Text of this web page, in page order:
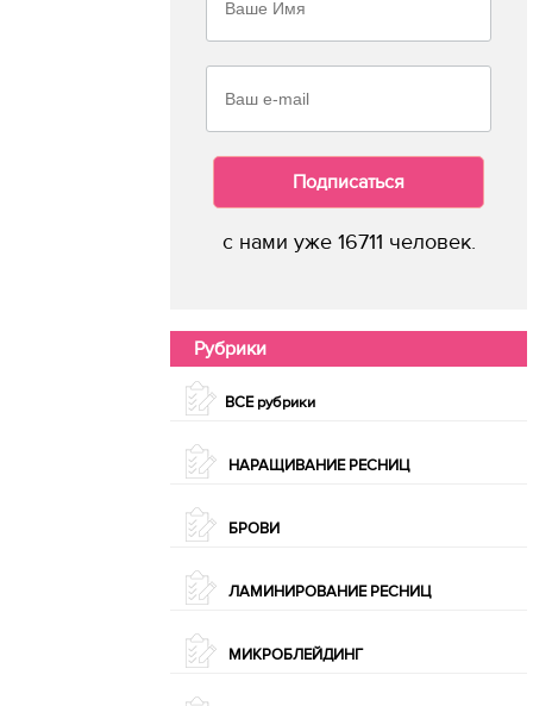
Подписаться
с нами уже 16711 человек.
Рубрики
ВСЕ рубрики
НАРАЩИВАНИЕ РЕСНИЦ
БРОВИ
ЛАМИНИРОВАНИЕ РЕСНИЦ
МИКРОБЛЕЙДИНГ